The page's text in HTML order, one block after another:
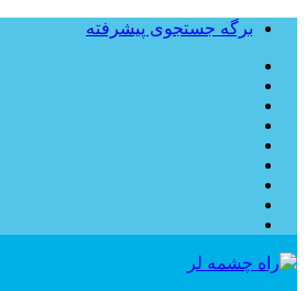
برگه جستجوی پیشرفته